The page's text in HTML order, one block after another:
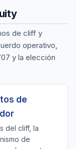
de cliff y
operativo,
y la elección
de
del cliff, la
de